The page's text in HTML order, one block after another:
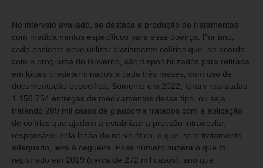
No intervalo avaliado, se destaca a produção de tratamentos
com medicamentos específicos para essa doença. Por ano,
cada paciente deve utilizar diariamente colírios que, de acordo
com o programa do Governo, são disponibilizados para retirada
em locais predeterminados a cada três meses, com uso de
documentação específica. Somente em 2022, foram realizadas
1.156.754 entregas de medicamentos desse tipo, ou seja,
tratando 289 mil casos de glaucoma tratados com a aplicação
de colírios que ajudam a estabilizar a pressão intraocular,
responsável pela lesão do nervo ótico, o que, sem tratamento
adequado, leva à cegueira. Esse número supera o que foi
registrado em 2019 (cerca de 272 mil casos), ano que